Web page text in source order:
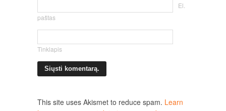
El.
paštas
Tinklapis
This site uses Akismet to reduce spam. Learn